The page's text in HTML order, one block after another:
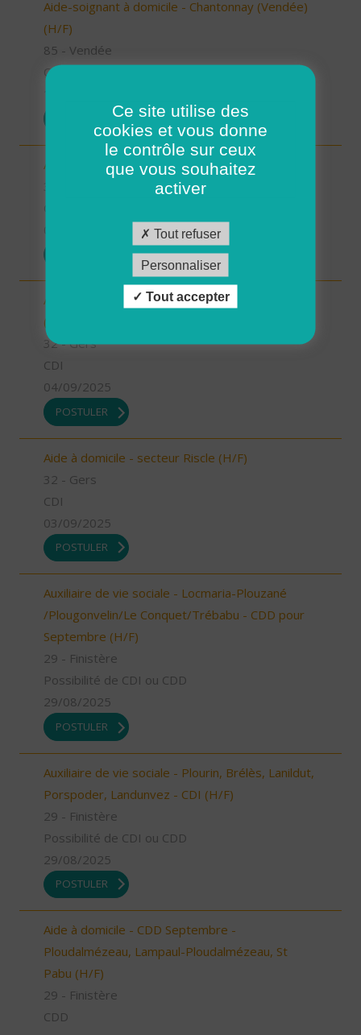
Aide-soignant à domicile - Chantonnay (Vendée)
(H/F)
85 - Vendée
CDI
Aide à domicile - secteur Beaumarchès (H/F)
Auxiliaire de vie sociale - secteur L'Isle Jourdain
(H/F)
32 - Gers
CDI
04/09/2025
POSTULER
Aide à domicile - secteur Riscle (H/F)
32 - Gers
CDI
03/09/2025
POSTULER
Auxiliaire de vie sociale - Locmaria-Plouzané
/Plougonvelin/Le Conquet/Trébabu - CDD pour
Septembre (H/F)
29 - Finistère
Possibilité de CDI ou CDD
29/08/2025
POSTULER
Auxiliaire de vie sociale - Plourin, Brélès, Lanildut,
Porspoder, Landunvez - CDI (H/F)
29 - Finistère
Possibilité de CDI ou CDD
29/08/2025
POSTULER
Aide à domicile - CDD Septembre -
Ploudalmézeau, Lampaul-Ploudalmézeau, St
Pabu (H/F)
29 - Finistère
CDD
Ce site utilise des
cookies et vous donne
le contrôle sur ceux
que vous souhaitez
activer
Tout refuser
Personnaliser
Tout accepter